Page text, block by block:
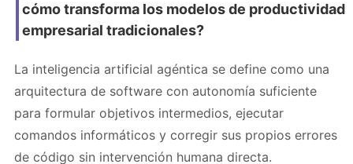
cómo transforma los modelos de productividad
empresarial tradicionales?
La inteligencia artificial agéntica se define como una
arquitectura de software con autonomía suficiente
para formular objetivos intermedios, ejecutar
comandos informáticos y corregir sus propios errores
de código sin intervención humana directa.